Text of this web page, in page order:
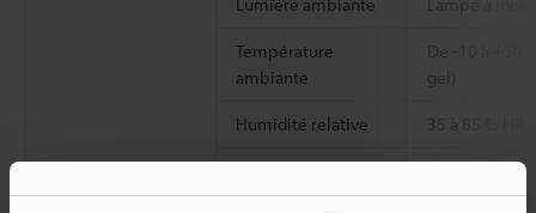
Température
ambiante
De -10 à +50
gel)
Humidité relative 35 à 85 % HR
vibrations
De 10 à 55
mm, 2 heures